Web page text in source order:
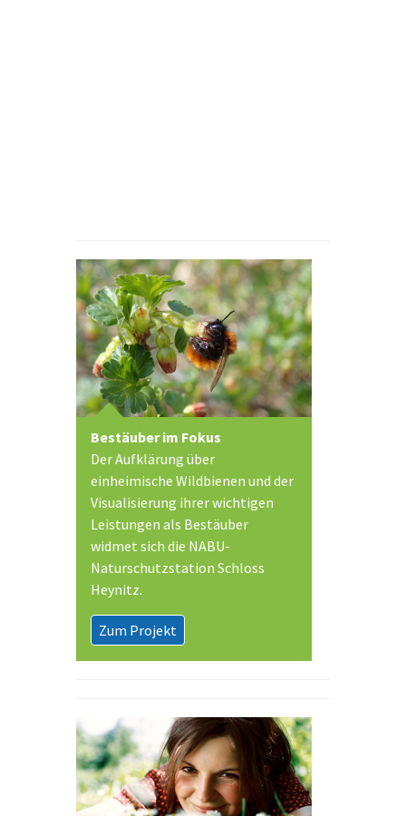
Bestäuber im Fokus
Der Aufklärung über
einheimische Wildbienen und der
Visualisierung ihrer wichtigen
Leistungen als Bestäuber
widmet sich die NABU-
Naturschutzstation Schloss
Heynitz.
Zum Projekt